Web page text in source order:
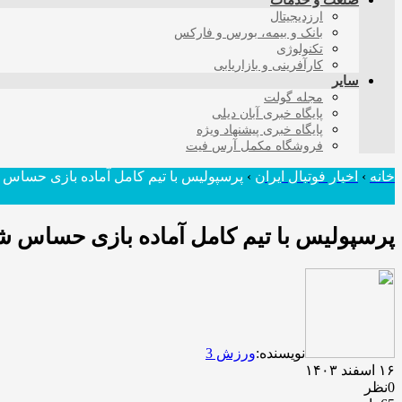
ارزدیجیتال
بانک و بیمه، بورس و فارکس
تکنولوژی
کارآفرینی و بازاریابی
سایر
مجله گولت
پایگاه خبری آبان دیلی
پایگاه خبری پیشنهاد ویژه
فروشگاه مکمل آرس فیت
خانه › اخبار فوتبال ایران › پرسپولیس با تیم کامل آماده بازی
پرسپولیس با تیم کامل آماده بازی حساس
نویسنده:ورزش 3
۱۶ اسفند ۱۴۰۳
0نظر